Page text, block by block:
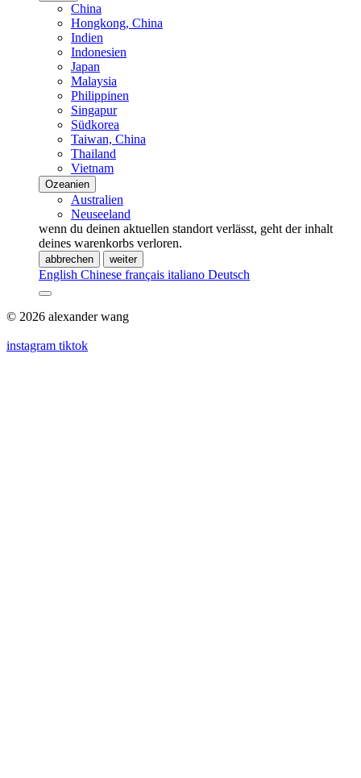
China
Hongkong, China
Indien
Indonesien
Japan
Malaysia
Philippinen
Singapur
Südkorea
Taiwan, China
Thailand
Vietnam
Ozeanien
Australien
Neuseeland
wenn du deinen aktuellen standort verlässt, geht der inhalt
deines warenkorbs verloren.
abbrechen weiter
English Chinese français italiano Deutsch
© 2026 alexander wang
instagram tiktok